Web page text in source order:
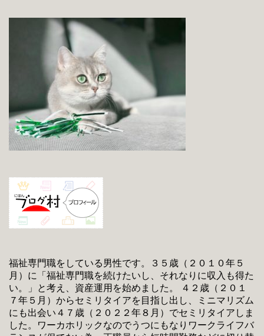
福祉専門職をしている男性です。３５歳（２０１０年５
月）に「福祉専門職を続けたいし、それなりに収入も得た
い。」と考え、資産運用を始めました。 ４２歳（２０１
７年５月）からセミリタイアを目指し出し、ミニマリズム
にも出会い４７歳（２０２２年８月）でセミリタイアしま
した。ワーカホリックなのでうつにもなりワークライフバ